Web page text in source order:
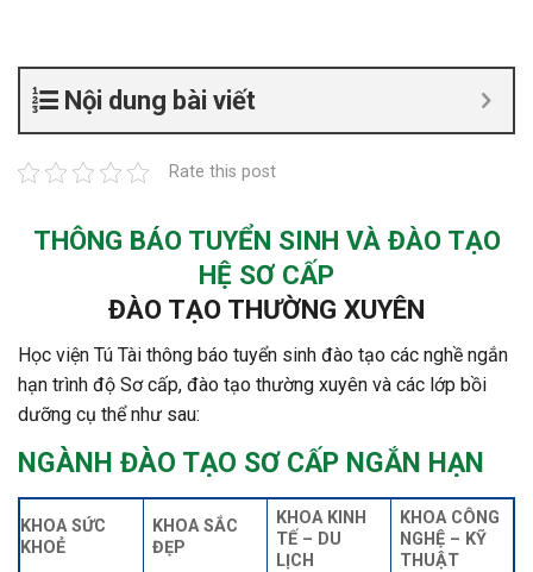
Nội dung bài viết
Rate this post
THÔNG BÁO TUYỂN SINH VÀ ĐÀO TẠO
HỆ SƠ CẤP
ĐÀO TẠO THƯỜNG XUYÊN
Học viện Tú Tài thông báo tuyển sinh đào tạo các nghề ngắn
hạn trình độ Sơ cấp, đào tạo thường xuyên và các lớp bồi
dưỡng cụ thể như sau:
NGÀNH ĐÀO TẠO SƠ CẤP NGẮN HẠN
KHOA SỨC
KHOẺ
KHOA SẮC
ĐẸP
KHOA KINH
TẾ – DU
LỊCH
KHOA CÔNG
NGHỆ – KỸ
THUẬT